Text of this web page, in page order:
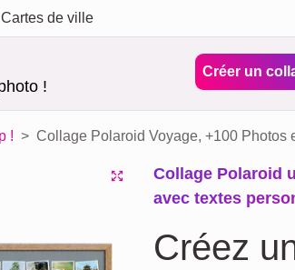
Cartes de ville
!
Créer un
! Collage Polaroid Voyage, +100 Photos
Collage Polaroid
avec textes
Créez